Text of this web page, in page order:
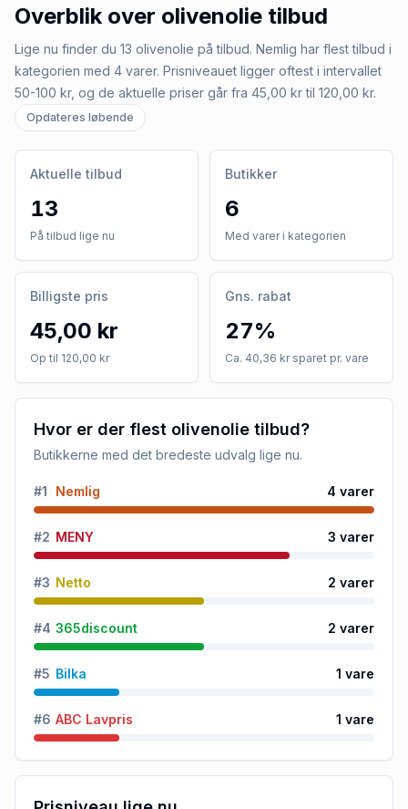
Overblik over olivenolie tilbud
Lige nu finder du 13 olivenolie på tilbud. Nemlig har flest tilbud i
kategorien med 4 varer. Prisniveauet ligger oftest i intervallet
50-100 kr, og de aktuelle priser går fra 45,00 kr til 120,00 kr.
Opdateres løbende
Aktuelle tilbud
13
På tilbud lige nu
Butikker
6
Med varer i kategorien
Billigste pris
45,00 kr
Op til 120,00 kr
Gns. rabat
27%
Ca. 40,36 kr sparet pr. vare
Hvor er der flest olivenolie tilbud?
Butikkerne med det bredeste udvalg lige nu.
#1 Nemlig 4 varer
#2 MENY 3 varer
#3 Netto 2 varer
#4 365discount 2 varer
#5 Bilka 1 vare
#6 ABC Lavpris 1 vare